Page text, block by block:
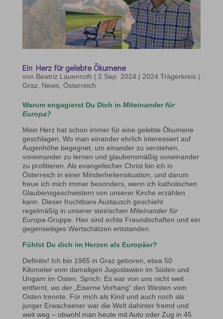
Ein Herz für gelebte Ökumene
von Beatriz Lauenroth | 2 Sep. 2024| 2024 Trägerkreis |
Graz
News, Österreich
Warum engagierst Du Dich in Miteinander für
Europa?
Mein Herz hat schon immer für eine gelebte Ökumene
geschlagen. Wo man einander ehrlich interessiert auf
Augenhöhe begegnet, um einander zu verstehen,
voneinander zu lernen und glaubensmäßig voneinander
zu profitieren. Als evangelischer Christ bin ich in
Österreich in einer Minderheitensituation, und darum
freue ich mich immer besonders, wenn ich katholischen
Glaubensgeschwistern von unserer Kirche erzählen
kann. Dieser fruchtbare Austausch geschieht
regelmäßig in unserer steirischen Miteinander für
Europa-Gruppe. Hier sind echte Freundschaften und ein
gegenseitiges Wertschätzen entstanden.
Fühlst Du dich im Herzen als Europäer?
Definitiv! Ich bin 1965 in Graz geboren, etwa 50
Kilometer vom damaligen Jugoslawien im Süden und
Ungarn im Osten. Sprich: Es war von uns nicht weit
entfernt, wo der „Eiserne Vorhang“ den Westen vom
Osten trennte. Für mich als Kind und auch noch als
junger Erwachsener war die Welt dahinter fremd und
weit weg – obwohl man heute mit Auto oder Zug in 45